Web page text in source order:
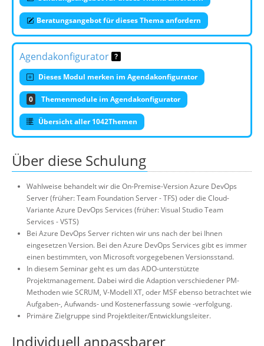
Beratungsangebot für dieses Thema anfordern
Agendakonfigurator
Dieses Modul merken im Agendakonfigurator
0 Themenmodule im Agendakonfigurator
Übersicht aller 1042Themen
Über diese Schulung
Wahlweise behandelt wir die On-Premise-Version Azure DevOps
Server (früher: Team Foundation Server - TFS) oder die Cloud-
Variante Azure DevOps Services (früher: Visual Studio Team
Services - VSTS)
Bei Azure DevOps Server richten wir uns nach der bei Ihnen
eingesetzen Version. Bei den Azure DevOps Services gibt es immer
einen bestimmten, von Microsoft vorgegebenen Versionsstand.
In diesem Seminar geht es um das ADO-unterstützte
Projektmanagement. Dabei wird die Adaption verschiedener PM-
Methoden wie SCRUM, V-Modell XT, oder MSF ebenso betrachtet wie
Aufgaben-, Aufwands- und Kostenerfassung sowie -verfolgung.
Primäre Zielgruppe sind Projektleiter/Entwicklungsleiter.
Individuell anpassbarer